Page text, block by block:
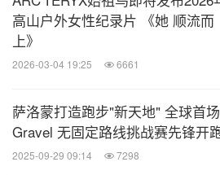
高山户外女性纪录片 《她 顺流而
上》
2026-03-04 19:25 6661
萨洛蒙打造跑步"新天地" 全球首场
Gravel 无固定路线挑战赛先锋开
2025-09-29 09:14 7298